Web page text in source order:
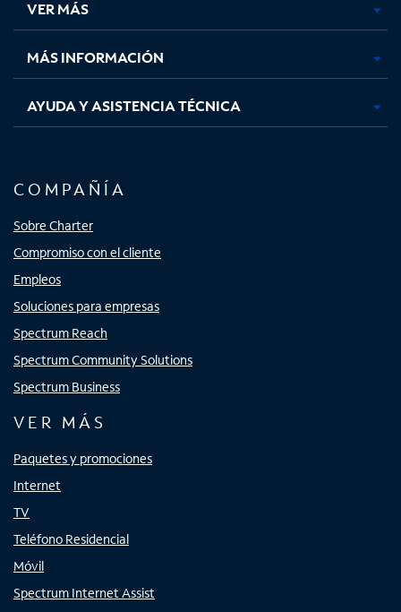
pestaña
nueva
pestaña
nueva
pestaña
nuevanueva
VER MÁS
MÁS INFORMACIÓN
AYUDA Y ASISTENCIA TÉCNICA
COMPAÑÍA
Sobre Charter
Compromiso con el cliente
Empleos
Soluciones para empresas
Spectrum Reach
Spectrum Community Solutions
Spectrum Business
VER MÁS
Paquetes y promociones
Internet
TV
Teléfono Residencial
Móvil
Spectrum Internet Assist